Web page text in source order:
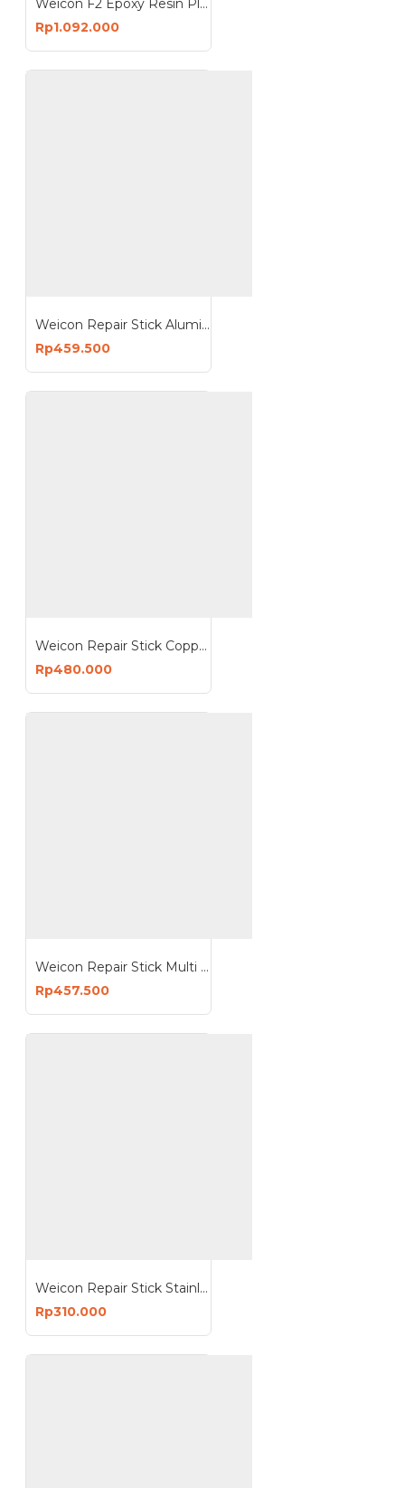
Rp1.092.000
Weicon Repair Stick Aluminium 115g Putty Rustproof
Rp459.500
Weicon Repair Stick Copper 115g Putty Drinking Water Approval
Rp480.000
Weicon Repair Stick Multi Purpose 115g Putty Non Corrosive
Rp457.500
Weicon Repair Stick Stainless Steel Putty Non Corrosive
Rp310.000